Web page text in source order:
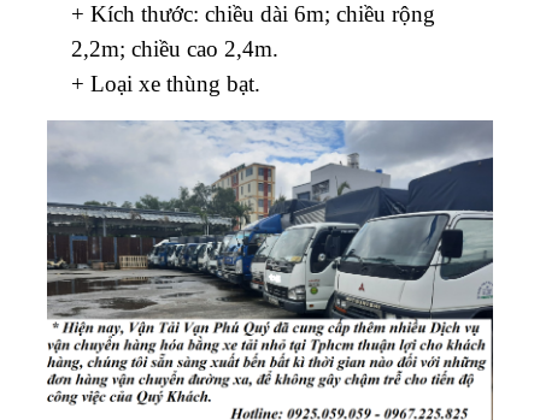
+ Kích thước: chiều dài 6m; chiều rộng
2,2m; chiều cao 2,4m.
+ Loại xe thùng bạt.